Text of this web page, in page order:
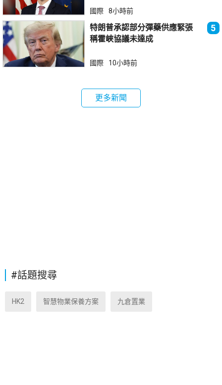
國際 8小時前
特朗普承認部分彈藥供應緊張
稱霍峽協議未達成
5
國際 10小時前
更多新聞
#話題搜尋
HK2 智慧物業保養方案 九倉置業